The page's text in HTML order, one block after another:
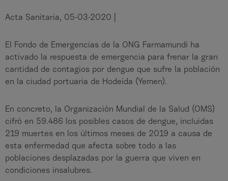
Acta Sanitaria, 05-03-2020 |
El Fondo de Emergencias de la ONG Farmamundi ha
activado la respuesta de emergencia para frenar la gran
cantidad de contagios por dengue que sufre la población
en la ciudad portuaria de Hodeida (Yemen).
En concreto, la Organización Mundial de la Salud (OMS)
cifró en 59.486 los posibles casos de dengue, incluidas
219 muertes en los últimos meses de 2019 a causa de
esta enfermedad que afecta sobre todo a las
poblaciones desplazadas por la guerra que viven en
condiciones insalubres.